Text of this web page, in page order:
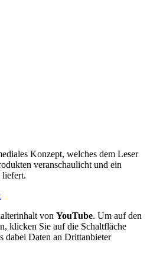
Konzept, welches dem Leser
veranschaulicht und ein
liefert.
von YouTube. Um auf den
klicken Sie auf die Schaltfläche
dabei Daten an Drittanbieter